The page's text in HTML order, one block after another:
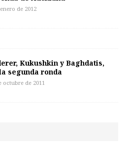
de 2012
Kukushkin y Baghdatis,
segunda ronda
octubre de 2011